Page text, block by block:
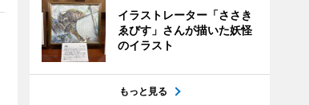
イラストレーター「ささき
ゑびす」さんが描いた妖怪
のイラスト
もっと見る